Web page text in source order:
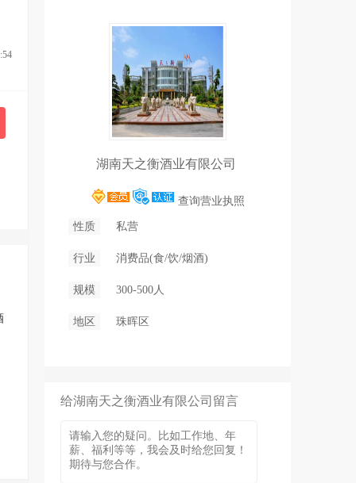
湖南天之衡酒业有限公司
查询营业执照
性质 私营
行业 消费品(食/饮/烟酒)
规模 300-500人
地区 珠晖区
给湖南天之衡酒业有限公司留言